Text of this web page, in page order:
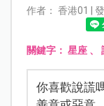
作者： 香港01 |
關鍵字： 星座、
你喜歡說謊